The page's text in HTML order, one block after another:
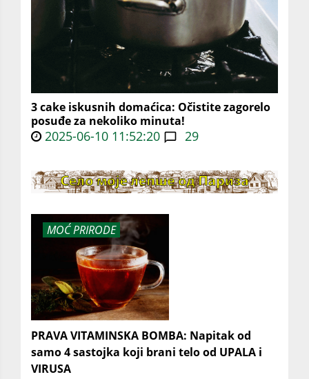
3 cake iskusnih domaćica: Očistite zagorelo
posuđe za nekoliko minuta!
2025-06-10 11:52:20 29
MOĆ PRIRODE
PRAVA VITAMINSKA BOMBA: Napitak od
samo 4 sastojka koji brani telo od UPALA i
VIRUSA